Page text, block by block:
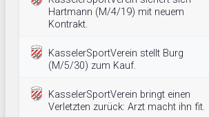
Hartmann (M/4/19) mit neuem
Kontrakt.
KasselerSportVerein stellt Burg
(M/5/30) zum Kauf.
KasselerSportVerein bringt einen
Verletzten zurück: Arzt macht ihn fit.